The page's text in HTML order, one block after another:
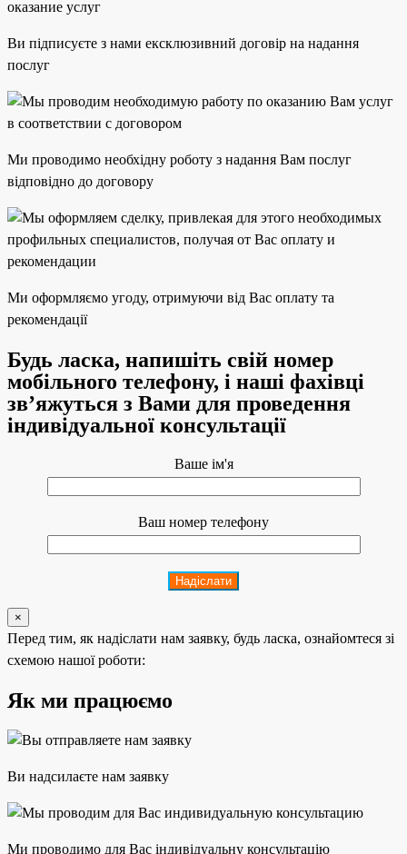
Ви підписуєте з нами ексклюзивний договір на надання
послуг
Ми проводимо необхідну роботу з надання Вам послуг
відповідно до договору
Ми оформляємо угоду, отримуючи від Вас оплату та
рекомендації
Будь ласка, напишіть свій номер
мобільного телефону, і наші фахівці
зв’яжуться з Вами для проведення
індивідуальної консультації
Ваше ім'я
Ваш номер телефону
×
Перед тим, як надіслати нам заявку, будь ласка, ознайомтеся зі
схемою нашої роботи:
Як ми працюємо
Ви надсилаєте нам заявку
Ми проводимо для Вас індивідуальну консультацію